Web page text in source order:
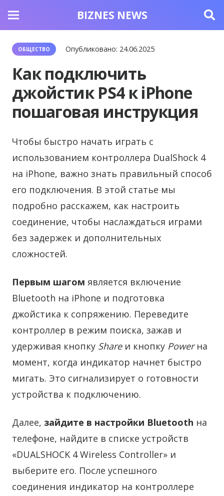
BIZNES NEWS
ОБЩЕСТВО Опубликовано: 24.06.2025
Как подключить
джойстик PS4 к iPhone
пошаговая инструкция
Чтобы быстро начать играть с
использованием контроллера DualShock 4
на iPhone, важно знать правильный способ
его подключения. В этой статье мы
подробно расскажем, как настроить
соединение, чтобы наслаждаться играми
без задержек и дополнительных
сложностей.
Первым шагом является включение
Bluetooth на iPhone и подготовка
джойстика к сопряжению. Переведите
контроллер в режим поиска, зажав и
удерживая кнопку Shareи кнопку Powerна
момент, когда индикатор начнет быстро
мигать. Это сигнализирует о готовности
устройства к подключению.
Далее, зайдите в настройки Bluetooth на
телефоне, найдите в списке устройств
«DUALSHOCK 4 Wireless Controller» и
выберите его. После успешного
соединения индикатор на контроллере